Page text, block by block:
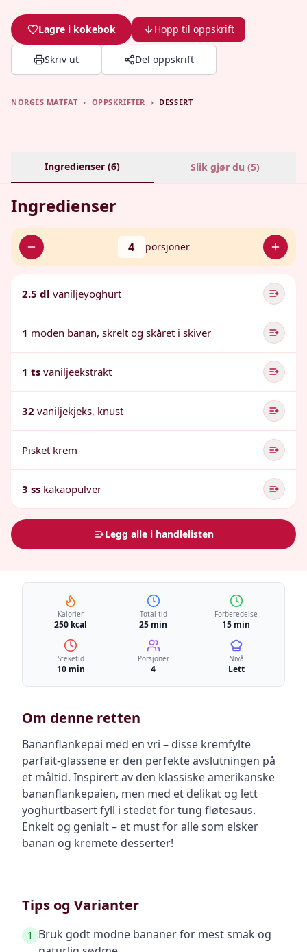
Lagre i kokebok Hopp til oppskrift
Skriv ut Del oppskrift
NORGES MATFAT › OPPSKRIFTER › DESSERT
Ingredienser (6) Slik gjør du (5)
Ingredienser
4 porsjoner
2.5 dl vaniljeyoghurt
1 moden banan, skrelt og skåret i skiver
1 ts vaniljeekstrakt
32 vaniljekjeks, knust
Pisket krem
3 ss kakaopulver
Legg alle i handlelisten
Kalorier
250 kcal
Total tid
25 min
Forberedelse
15 min
Steketid
10 min
Porsjoner
4
Nivå
Lett
Om denne retten
Bananflankepai med en vri – disse kremfylte
parfait-glassene er den perfekte avslutningen på
et måltid. Inspirert av den klassiske amerikanske
bananflankepaien, men med et delikat og lett
yoghurtbasert fyll i stedet for tung fløtesaus.
Enkelt og genialt – et must for alle som elsker
banan og kremete desserter!
Tips og Varianter
1
Bruk godt modne bananer for mest smak og